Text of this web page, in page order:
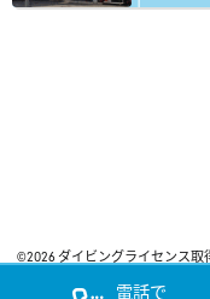
電話で
©2026 ダイビングライセンス取
びカフ